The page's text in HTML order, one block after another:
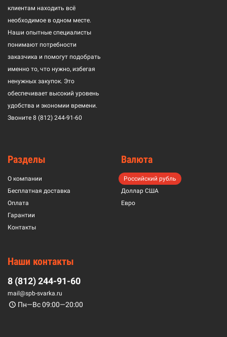
клиентам находить всё
необходимое в одном месте.
Наши опытные специалисты
понимают потребности
заказчика и помогут подобрать
именно то, что нужно, избегая
ненужных закупок. Это
обеспечивает высокий уровень
удобства и экономии времени.
Звоните 8 (812) 244-91-60
Разделы
О компании
Бесплатная доставка
Оплата
Гарантии
Контакты
Валюта
Российский рубль
Доллар США
Евро
Наши контакты
8 (812) 244-91-60
mail@spb-svarka.ru
Пн—Вс 09:00—20:00